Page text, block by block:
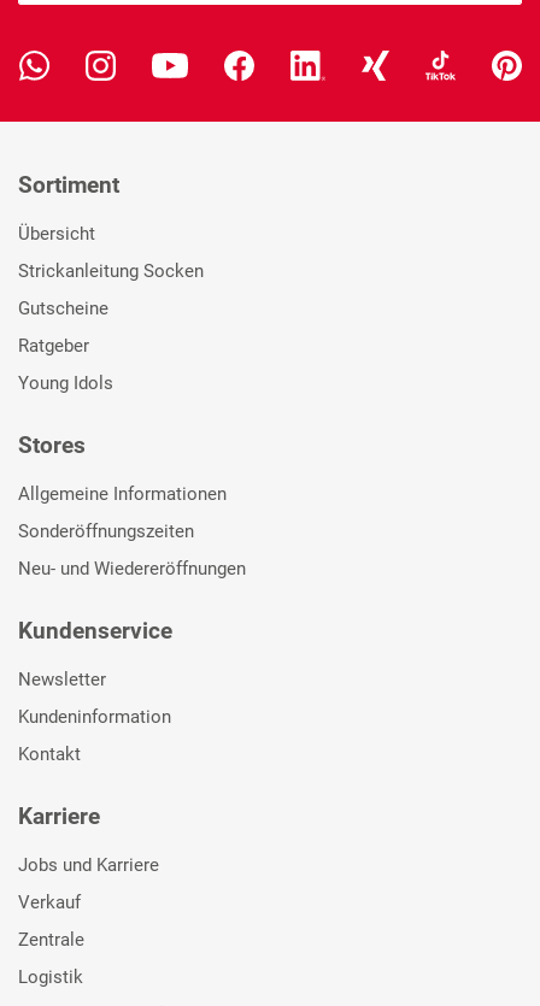
Sortiment
Übersicht
Strickanleitung Socken
Gutscheine
Ratgeber
Young Idols
Stores
Allgemeine Informationen
Sonderöffnungszeiten
Neu- und Wiedereröffnungen
Kundenservice
Newsletter
Kundeninformation
Kontakt
Karriere
Jobs und Karriere
Verkauf
Zentrale
Logistik